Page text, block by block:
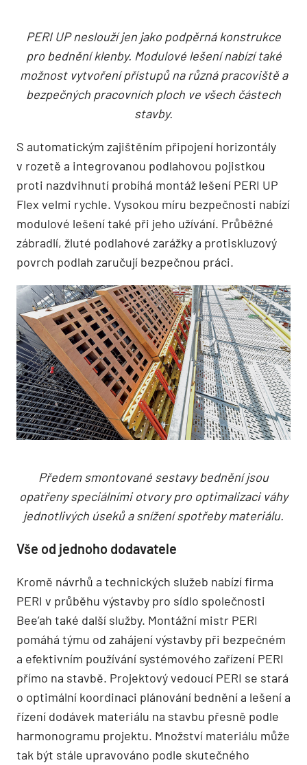
PERI UP neslouží jen jako podpěrná konstrukce
pro bednění klenby. Modulové lešení nabízí také
možnost vytvoření přístupů na různá pracoviště a
bezpečných pracovních ploch ve všech částech
stavby.
S automatickým zajištěním připojení horizontály
v rozetě a integrovanou podlahovou pojistkou
proti nazdvihnutí probíhá montáž lešení PERI UP
Flex velmi rychle. Vysokou míru bezpečnosti nabízí
modulové lešení také při jeho užívání. Průběžné
zábradlí, žluté podlahové zarážky a protiskluzový
povrch podlah zaručují bezpečnou práci.
Předem smontované sestavy bednění jsou
opatřeny speciálními otvory pro optimalizaci váhy
jednotlivých úseků a snížení spotřeby materiálu.
Vše od jednoho dodavatele
Kromě návrhů a technických služeb nabízí firma
PERI v průběhu výstavby pro sídlo společnosti
Bee’ah také další služby. Montážní mistr PERI
pomáhá týmu od zahájení výstavby při bezpečném
a efektivním používání systémového zařízení PERI
přímo na stavbě. Projektový vedoucí PERI se stará
o optimální koordinaci plánování bednění a lešení a
řízení dodávek materiálu na stavbu přesně podle
harmonogramu projektu. Množství materiálu může
tak být stále upravováno podle skutečného